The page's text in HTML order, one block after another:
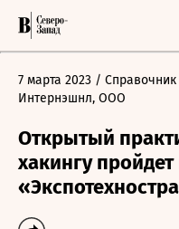
7 марта 2023 /
Интернэшнл, ООО
Открытый
хакингу